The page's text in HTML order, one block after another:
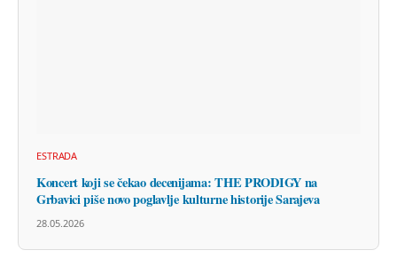
ESTRADA
Koncert koji se čekao decenijama: THE PRODIGY na
Grbavici piše novo poglavlje kulturne historije Sarajeva
28.05.2026